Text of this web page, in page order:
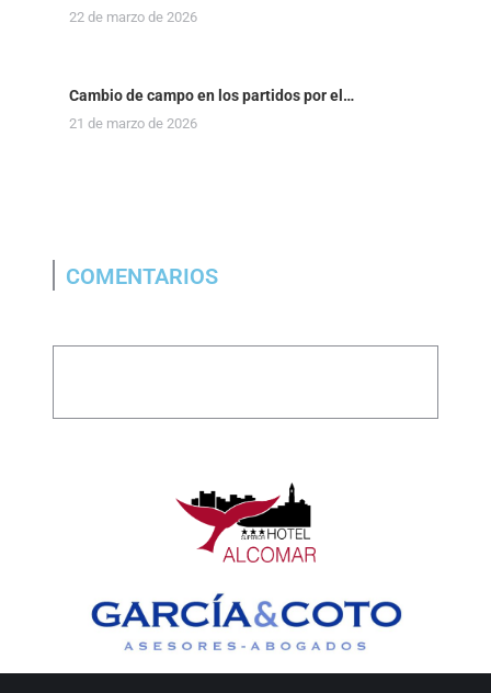
22 de marzo de 2026
Cambio de campo en los partidos por el…
21 de marzo de 2026
COMENTARIOS